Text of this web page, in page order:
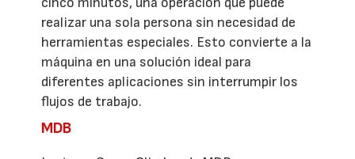
realizar una sola persona sin necesidad de
herramientas especiales. Esto convierte a la
máquina en una solución ideal para
diferentes aplicaciones sin interrumpir los
flujos de trabajo.
MDB